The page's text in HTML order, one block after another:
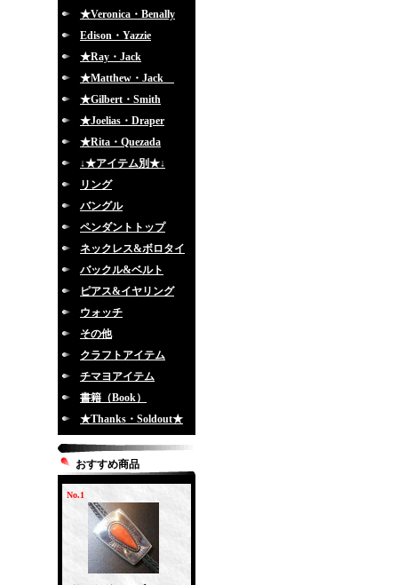
★Veronica・Benally
Edison・Yazzie
★Ray・Jack
★Matthew・Jack
★Gilbert・Smith
★Joelias・Draper
★Rita・Quezada
↓★アイテム別★↓
リング
バングル
ペンダントトップ
ネックレス&ボロタイ
バックル&ベルト
ピアス&イヤリング
ウォッチ
その他
クラフトアイテム
チマヨアイテム
書籍（Book）
★Thanks・Soldout★
おすすめ商品
No.1